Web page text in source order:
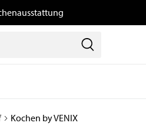
Speisenausgabe
Kochen by VENIX